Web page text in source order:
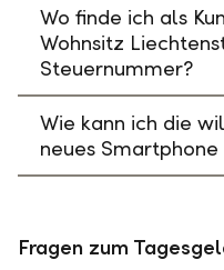
Wo finde ich als
Wohnsitz
Steuernummer?
Wie kann ich die
neues
Fragen zum